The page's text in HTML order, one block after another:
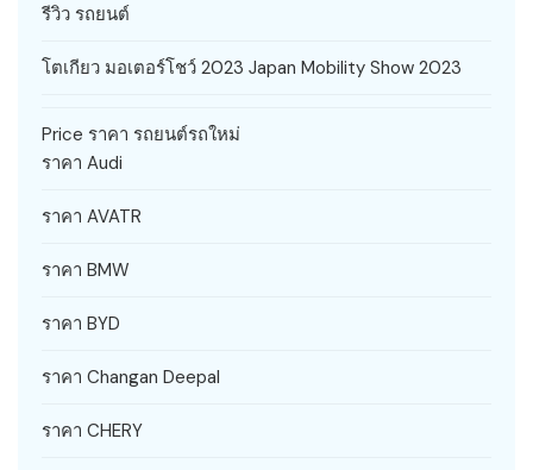
รีวิว รถยนต์
โตเกียว มอเตอร์โชว์ 2023 Japan Mobility Show 2023
Price ราคา รถยนต์รถใหม่
ราคา Audi
ราคา AVATR
ราคา BMW
ราคา BYD
ราคา Changan Deepal
ราคา CHERY